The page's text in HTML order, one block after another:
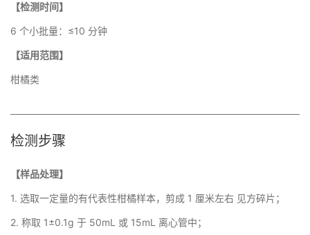
【检测时间】
6 个小批量：≤10 分钟
【适用范围】
柑橘类
检测步骤
【样品处理】
1. 选取一定量的有代表性柑橘样本，剪成 1 厘米左右 见方碎片；
2. 称取 1±0.1g 于 50mL 或 15mL 离心管中；